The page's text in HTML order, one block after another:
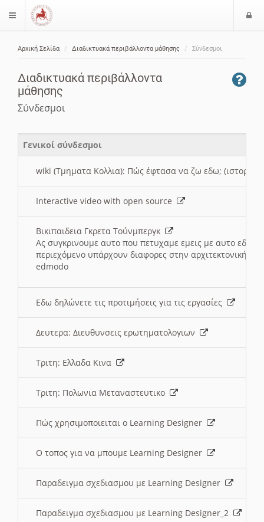
$langMenu
Αρχική Σελίδα Διαδικτυακά περιβάλλοντα μάθησης Σύνδεσμοι
Διαδικτυακά περιβάλλοντα
μάθησης
Σύνδεσμοι
Γενικοί σύνδεσμοι
wiki (Τμηματα Κολλια): Πώς έφτασα να ζω εδω; (ιστορια)
Interactive video with open source
Βικιπαιδεια Γκρετα Τούνμπεργκ
Ας συγκρινουμε αυτο που πετυχαμε εμεις με αυτο εδω
περιεχόμενο υπάρχουν διαφορες στην αρχιτεκτονική
edmodo
Εδω δηλώνετε τις προτιμήσεις για τις εργασίες
Δευτερα: Διευθυνσεις ερωτηματολογιων
Τριτη: Ελλαδα Κινα
Τριτη: Πολωνια Μεταναστευτικο
Πώς χρησιμοποιειται ο Learning Designer
O τοπος για να μπουμε Learning Designer
Παραδειγμα σχεδιασμου με Learning Designer
Παραδειγμα σχεδιασμου με Learning Designer_2